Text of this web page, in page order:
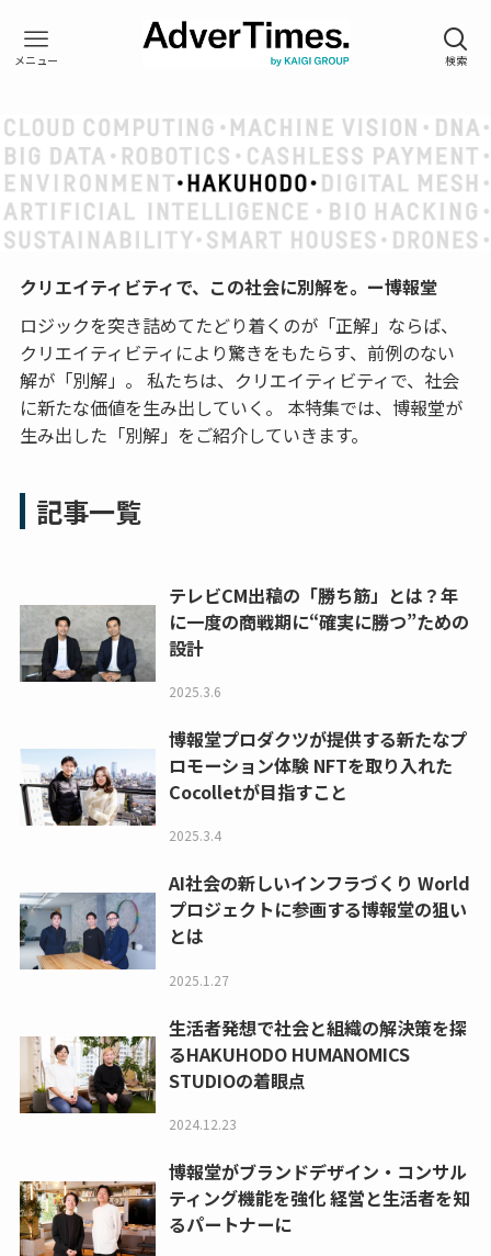
クリエイティビティで、この社会に別解を。ー博報堂
ロジックを突き詰めてたどり着くのが「正解」ならば、
クリエイティビティにより驚きをもたらす、前例のない
解が「別解」。 私たちは、クリエイティビティで、社会
に新たな価値を生み出していく。 本特集では、博報堂が
生み出した「別解」をご紹介していきます。
記事一覧
テレビCM出稿の「勝ち筋」とは？年
に一度の商戦期に“確実に勝つ”ための
設計
2025.3.6
博報堂プロダクツが提供する新たなプ
ロモーション体験 NFTを取り入れた
Cocolletが目指すこと
2025.3.4
AI社会の新しいインフラづくり World
プロジェクトに参画する博報堂の狙い
とは
2025.1.27
生活者発想で社会と組織の解決策を探
るHAKUHODO HUMANOMICS
STUDIOの着眼点
2024.12.23
博報堂がブランドデザイン・コンサル
ティング機能を強化 経営と生活者を知
るパートナーに